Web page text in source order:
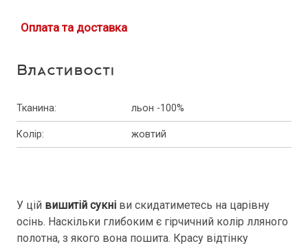
Оплата та доставка
Властивості
Тканина: льон -100%
Колір: жовтий
У цій вишитій сукні ви скидатиметесь на царівну
осінь. Наскільки глибоким є гірчичний колір лляного
полотна, з якого вона пошита. Красу відтінку